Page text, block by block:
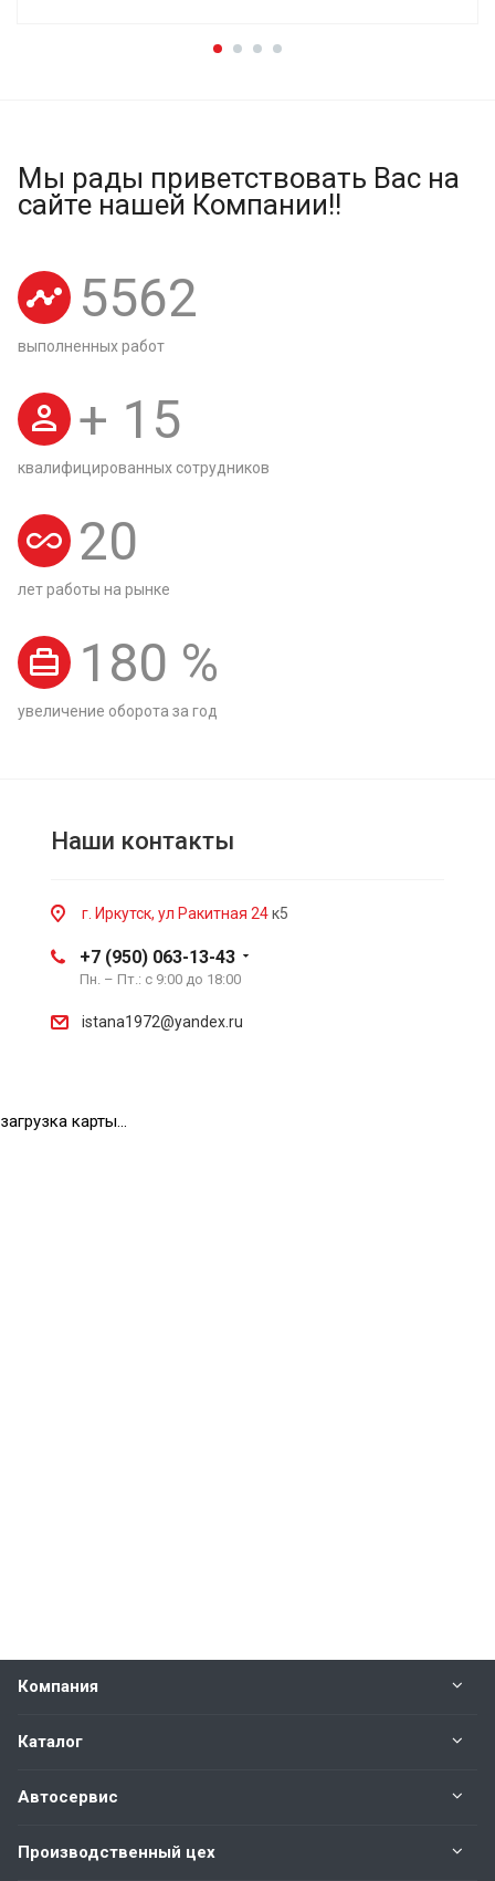
Мы рады приветствовать Вас на
сайте нашей Компании!!
5562
выполненных работ
+ 15
квалифицированных сотрудников
20
лет работы на рынке
180 %
увеличение оборота за год
Наши контакты
г. Иркутск, ул Ракитная 24к5
+7 (950) 063-13-43
Пн. – Пт.: с 9:00 до 18:00
istana1972@yandex.ru
загрузка карты...
Компания
Каталог
Автосервис
Производственный цех